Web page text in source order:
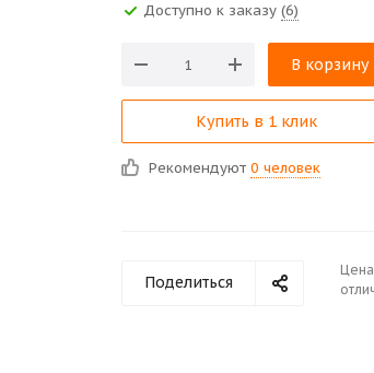
Доступно к заказу (6)
В корзину
Купить в 1 клик
Рекомендуют 0 человек
Поделиться